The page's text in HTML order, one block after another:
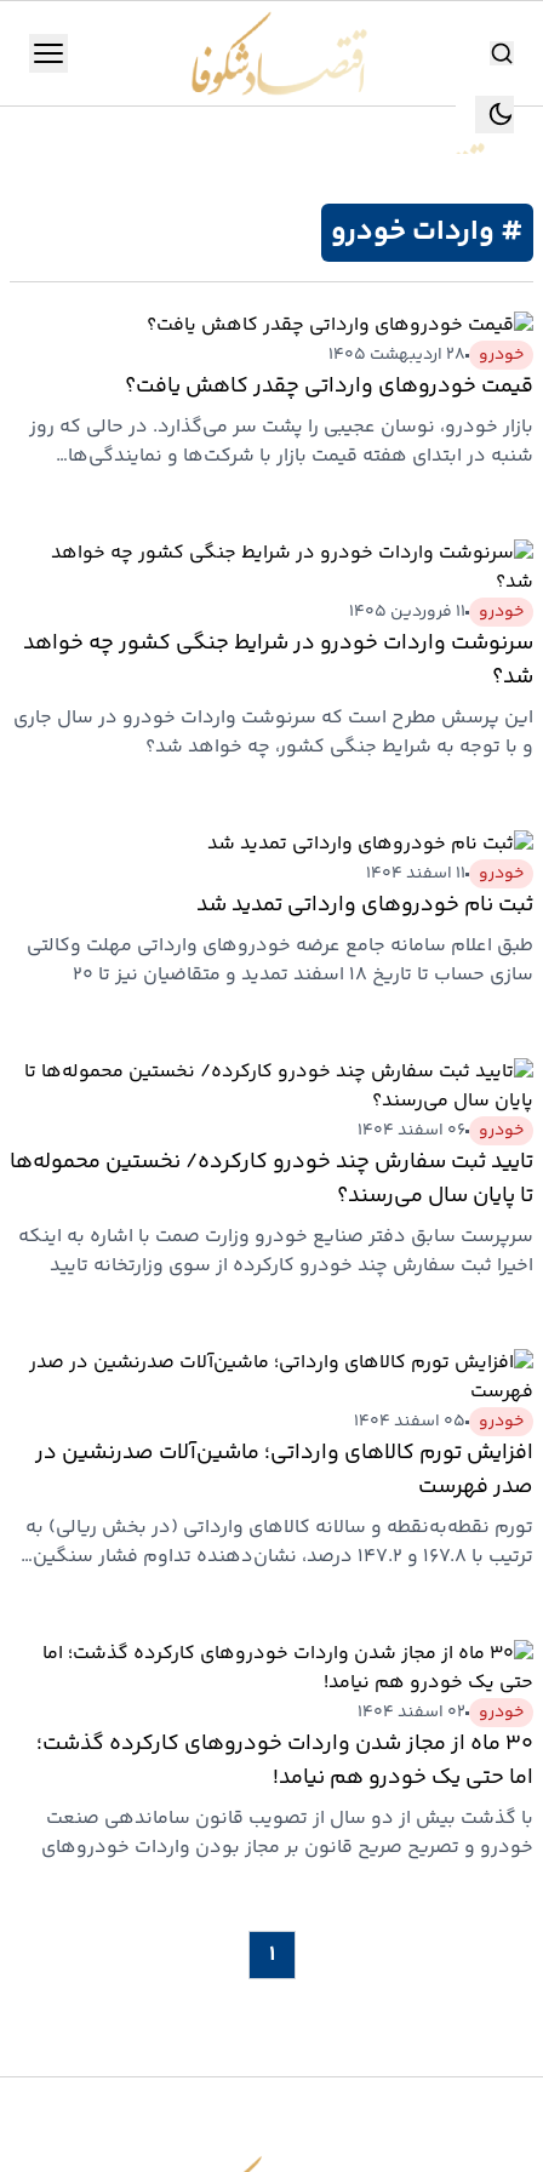
جستجو
منو
تولید
صنعت
انرژی
بانک،
بیمه
اقتصاد
جهان
بازار
و
کشاورزی
راه
و
مسکن
ایران
ارتباطات
خودرو
عمومی
شناور
# واردات خودرو
خودرو ۲۸ اردیبهشت ۱۴۰۵
قیمت‌ خودروهای وارداتی‌ چقدر کاهش یافت؟
بازار خودرو، نوسان عجیبی را پشت سر می‌گذارد. در حالی که روز
شنبه در ابتدای هفته قیمت بازار با شرکت‌ها و نمایندگی‌ها…
خودرو ۱۱ فروردین ۱۴۰۵
سرنوشت واردات خودرو در شرایط جنگی کشور چه خواهد
شد؟
این پرسش مطرح است که سرنوشت واردات خودرو در سال جاری
و با توجه به شرایط جنگی کشور، چه خواهد شد؟
خودرو ۱۱ اسفند ۱۴۰۴
ثبت نام خودروهای وارداتی تمدید شد
طبق اعلام سامانه جامع عرضه خودروهای وارداتی مهلت وکالتی
سازی حساب تا تاریخ ۱۸ اسفند تمدید و متقاضیان نیز تا ۲۰
خودرو ۰۶ اسفند ۱۴۰۴
تایید ثبت سفارش چند خودرو کارکرده/ نخستین محموله‌ها
تا پایان سال می‌رسند؟
سرپرست سابق دفتر صنایع خودرو وزارت صمت با اشاره به اینکه
اخیرا ثبت سفارش چند خودرو کارکرده از سوی وزارتخانه تایید
خودرو ۰۵ اسفند ۱۴۰۴
افزایش تورم کالاهای وارداتی؛ ماشین‌آلات صدرنشین در
صدر فهرست
تورم نقطه‌به‌نقطه و سالانه کالاهای وارداتی (در بخش ریالی) به
ترتیب با ۱۶۷.۸ و ۱۴۷.۲ درصد، نشان‌دهنده تداوم فشار سنگین…
خودرو ۰۲ اسفند ۱۴۰۴
۳۰ ماه از مجاز شدن واردات خودروهای کارکرده گذشت؛
اما حتی یک خودرو هم نیامد!
با گذشت بیش از دو سال از تصویب قانون ساماندهی صنعت
خودرو و تصریح صریح قانون بر مجاز بودن واردات خودروهای
۱